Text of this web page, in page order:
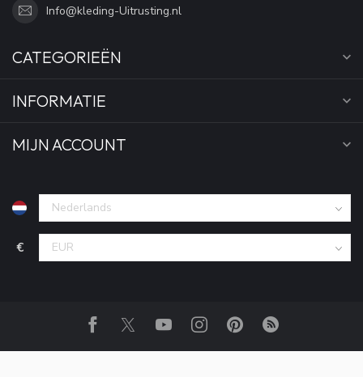
Info@kleding-Uitrusting.nl
CATEGORIEËN
INFORMATIE
MIJN ACCOUNT
€